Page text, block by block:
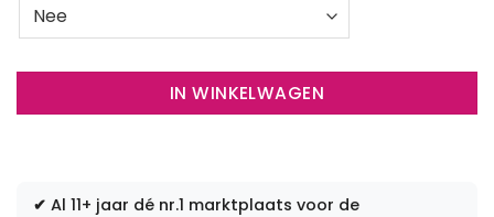
IN WINKELWAGEN
✔ Al 11+ jaar dé nr.1 marktplaats voor de